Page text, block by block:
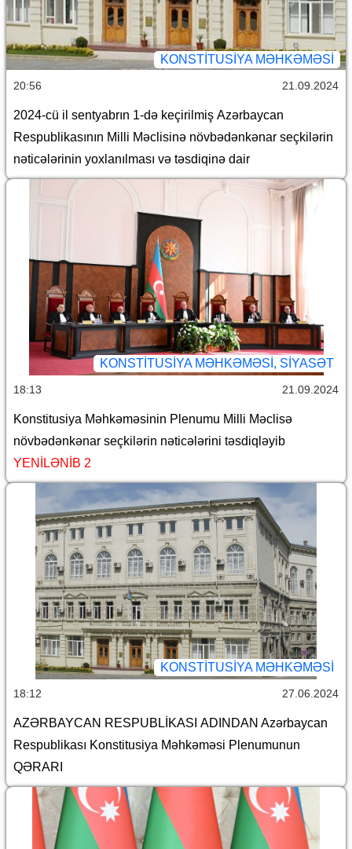
KONSTITUSIYA MƏHKƏMƏSI
20:56 21.09.2024
2024-cü il sentyabrın 1-də keçirilmiş Azərbaycan
Respublikasının Milli Məclisinə növbədənkənar seçkilərin
nəticələrinin yoxlanılması və təsdiqinə dair
KONSTITUSIYA MƏHKƏMƏSI, SİYASƏT
18:13 21.09.2024
Konstitusiya Məhkəməsinin Plenumu Milli Məclisə
növbədənkənar seçkilərin nəticələrini təsdiqləyib
YENİLƏNİB 2
KONSTITUSIYA MƏHKƏMƏSI
18:12 27.06.2024
AZƏRBAYCAN RESPUBLİKASI ADINDAN Azərbaycan
Respublikası Konstitusiya Məhkəməsi Plenumunun
QƏRARI